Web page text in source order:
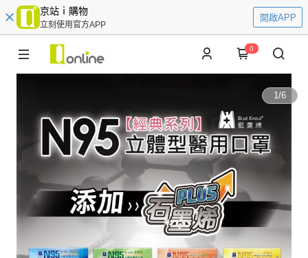
京站ｉ購物
立刻使用官方APP
開啟APP
0
1/6